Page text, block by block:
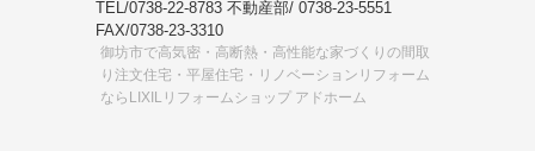
TEL/0738-22-8783 不動産部/ 0738-23-5551
FAX/0738-23-3310
御坊市で高気密・高断熱・高性能な家づくりの間取
り注文住宅・平屋住宅・リノベーションリフォーム
ならLIXILリフォームショップ アドホーム